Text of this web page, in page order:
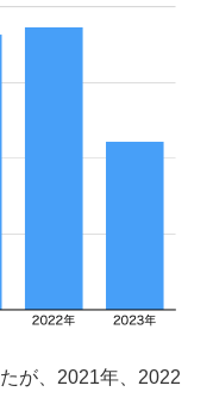
が、2021年、2022